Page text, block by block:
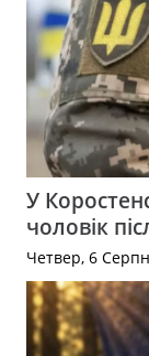
У
чоловік
Четвер, 6